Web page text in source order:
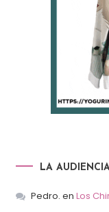
LA
Pedro. en Los